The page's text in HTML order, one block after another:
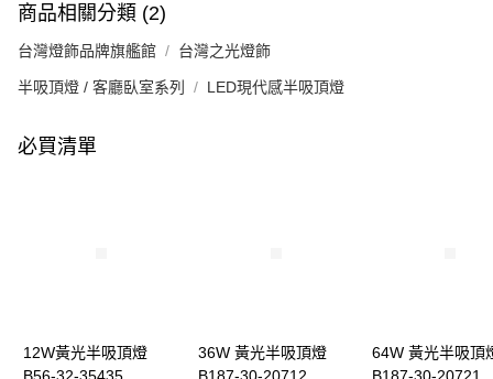
商品相關分類 (2)
台灣燈飾品牌旗艦館 台灣之光燈飾
半吸頂燈 / 客廳臥室系列 LED現代感半吸頂燈
必買清單
12W黃光半吸頂燈
36W 黃光半吸頂燈
64W 黃光半吸頂